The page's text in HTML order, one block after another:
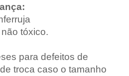
tóxico.
para defeitos de
troca caso o tamanho